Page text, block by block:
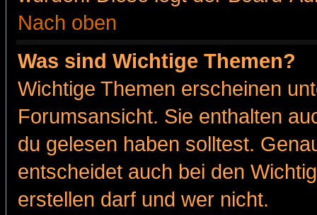
Nach oben
Was sind Wichtige Themen?
Wichtige Themen erscheinen
Forumsansicht. Sie enthalten
du gelesen haben solltest.
entscheidet auch bei den
erstellen darf und wer nicht.